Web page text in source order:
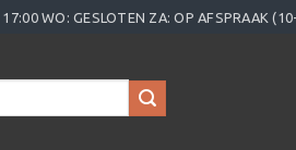
WO: GESLOTEN ZA: OP AFSPRAAK